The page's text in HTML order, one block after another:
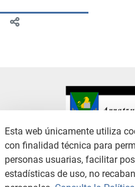
CONTACTO
CANAL DE DENUNCIAS
POLÍTICA DE COOKIES
Esta web únicamente utiliza
con finalidad técnica para
personas usuarias, facilitar
estadísticas de uso, no